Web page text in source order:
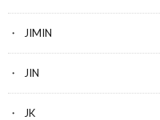
JIMIN
JIN
JK